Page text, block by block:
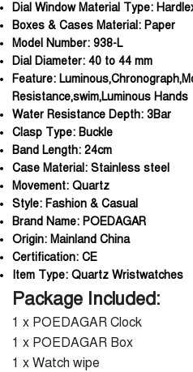
Dial Window Material Type:
Boxes & Cases Material: Paper
Model Number: 938-L
Dial Diameter: 40 to 44 mm
Feature:
Resistance,swim,Luminous Hands
Water Resistance Depth: 3Bar
Clasp Type: Buckle
Band Length: 24cm
Case Material: Stainless steel
Movement: Quartz
Style: Fashion & Casual
Brand Name: POEDAGAR
Origin: Mainland China
Certification: CE
Item Type: Quartz Wristwatches
Package Included:
1 x POEDAGAR Clock
1 x POEDAGAR Box
1 x Watch wipe